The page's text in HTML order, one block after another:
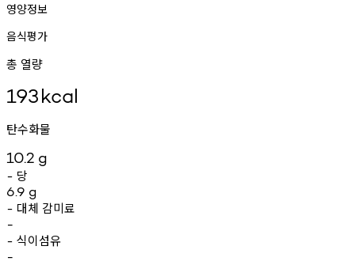
영양정보
음식평가
총 열량
193kcal
탄수화물
10.2 g
- 당
6.9 g
- 대체 감미료
-
- 식이섬유
-